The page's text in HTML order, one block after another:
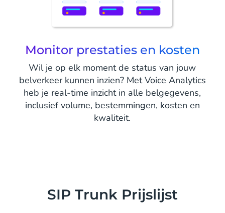
Monitor prestaties en kosten
Wil je op elk moment de status van jouw
belverkeer kunnen inzien? Met Voice Analytics
heb je real-time inzicht in alle belgegevens,
inclusief volume, bestemmingen, kosten en
kwaliteit.
SIP Trunk Prijslijst